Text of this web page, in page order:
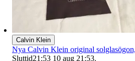
Calvin Klein
Nya Calvin Klein original
Sluttid21:53 10 aug 21:53.